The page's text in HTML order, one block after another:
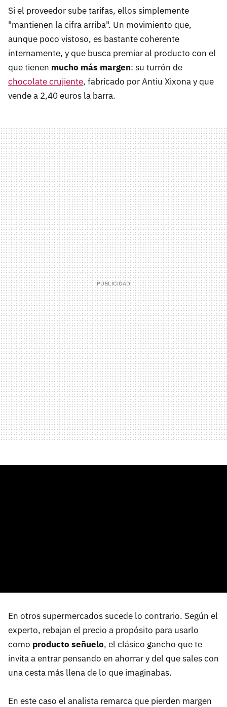
Si el proveedor sube tarifas, ellos simplemente
"mantienen la cifra arriba". Un movimiento que,
aunque poco vistoso, es bastante coherente
internamente, y que busca premiar al producto con el
que tienen mucho más margen: su turrón de
chocolate crujiente, fabricado por Antiu Xixona y que
vende a 2,40 euros la barra.
En otros supermercados sucede lo contrario. Según el
experto, rebajan el precio a propósito para usarlo
como producto señuelo, el clásico gancho que te
invita a entrar pensando en ahorrar y del que sales con
una cesta más llena de lo que imaginabas.
En este caso el analista remarca que pierden margen